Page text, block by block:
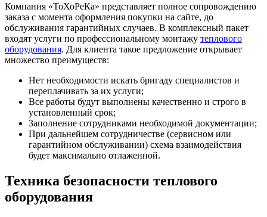
Компания «ТоХоРеКа» представляет полное сопровождению
заказа с момента оформления покупки на сайте, до
обслуживания гарантийных случаев. В комплексный пакет
входят услуги по профессиональному монтажу теплового
оборудования. Для клиента такое предложение открывает
множество преимуществ:
Нет необходимости искать бригаду специалистов и
переплачивать за их услуги;
Все работы будут выполнены качественно и строго в
установленный срок;
Заполнение сотрудниками необходимой документации;
При дальнейшем сотрудничестве (сервисном или
гарантийном обслуживании) схема взаимодействия
будет максимально отлаженной.
Техника безопасности теплового
оборудования